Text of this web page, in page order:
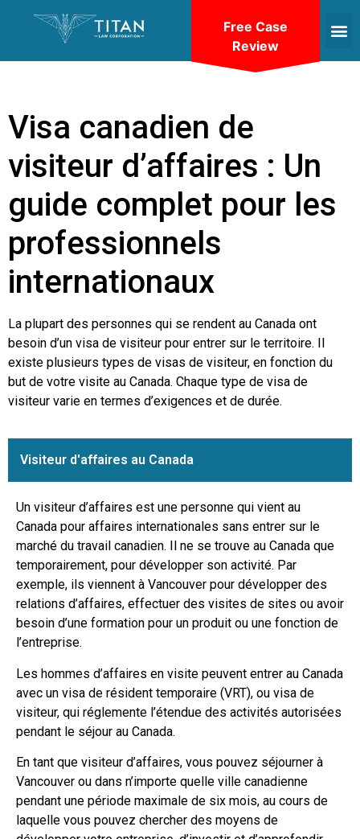
Visa canadien de
visiteur d’affaires : Un
guide complet pour les
professionnels
internationaux
La plupart des personnes qui se rendent au Canada ont
besoin d’un visa de visiteur pour entrer sur le territoire. Il
existe plusieurs types de visas de visiteur, en fonction du
but de votre visite au Canada. Chaque type de visa de
visiteur varie en termes d’exigences et de durée.
Visiteur d'affaires au Canada
Un visiteur d’affaires est une personne qui vient au
Canada pour affaires internationales sans entrer sur le
marché du travail canadien. Il ne se trouve au Canada que
temporairement, pour développer son activité. Par
exemple, ils viennent à Vancouver pour développer des
relations d’affaires, effectuer des visites de sites ou avoir
besoin d’une formation pour un produit ou une fonction de
l’entreprise.
Les hommes d’affaires en visite peuvent entrer au Canada
avec un visa de résident temporaire (VRT), ou visa de
visiteur, qui réglemente l’étendue des activités autorisées
pendant le séjour au Canada.
En tant que visiteur d’affaires, vous pouvez séjourner à
Vancouver ou dans n’importe quelle ville canadienne
pendant une période maximale de six mois, au cours de
laquelle vous pouvez chercher des moyens de
Free Case
Review